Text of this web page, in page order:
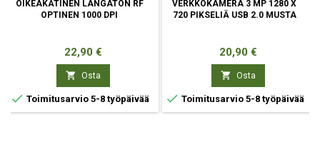
OIKEAKÄTINEN LANGATON RF
OPTINEN 1000 DPI
Hinta
22,90 €
 Osta
 Toimitusarvio 5-8 työpäivää
VERKKOKAMERA 3 MP 1280 X
720 PIKSELIÄ USB 2.0 MUSTA
Hinta
20,90 €
 Osta
 Toimitusarvio 5-8 työpäivää